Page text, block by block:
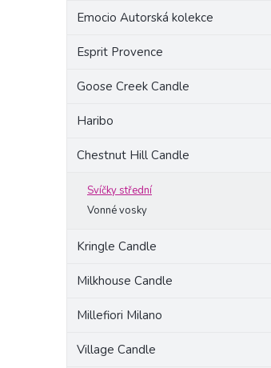
Emocio Autorská kolekce
Esprit Provence
Goose Creek Candle
Haribo
Chestnut Hill Candle
Svíčky střední
Vonné vosky
Kringle Candle
Milkhouse Candle
Millefiori Milano
Village Candle